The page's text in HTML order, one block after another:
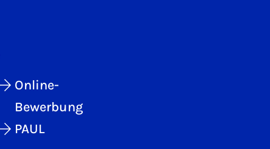
Online-
Bewerbung
PAUL